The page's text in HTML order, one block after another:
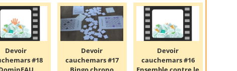
Devoir
#18
Devoir
cauchemars #17
Devoir
cauchemars #16